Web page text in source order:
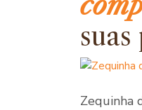
Zequinha